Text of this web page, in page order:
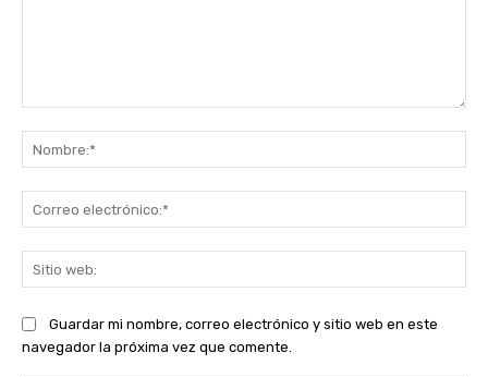
Guardar mi nombre, correo electrónico y sitio web en este
navegador la próxima vez que comente.